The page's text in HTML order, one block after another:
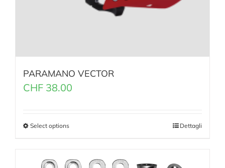
PARAMANO VECTOR
CHF 38.00
Select options Dettagli